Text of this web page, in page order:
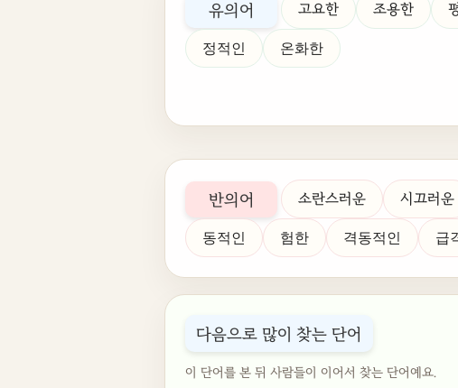
유의어 고요한 조용한
정적인 온화한
반의어 소란스러운 시끄러운
동적인 험한 격동적인 급
다음으로 많이 찾는 단어
이 단어를 본 뒤 사람들이 이어서 찾는 단어예요.